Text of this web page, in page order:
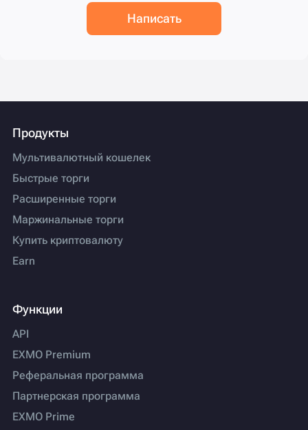
Написать
Продукты
Мультивалютный кошелек
Быстрые торги
Расширенные торги
Маржинальные торги
Купить криптовалюту
Earn
Функции
API
EXMO Premium
Реферальная программа
Партнерская программа
EXMO Prime